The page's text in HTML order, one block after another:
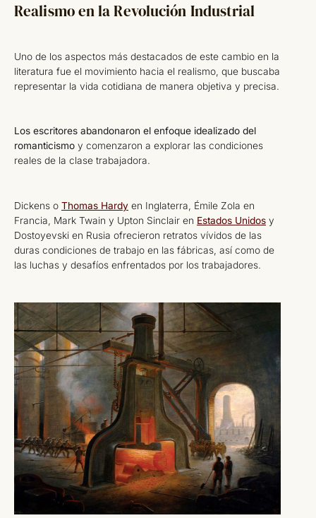
Realismo en la Revolución Industrial
Uno de los aspectos más destacados de este cambio en la
literatura fue el movimiento hacia el realismo, que buscaba
representar la vida cotidiana de manera objetiva y precisa.
Los escritores abandonaron el enfoque idealizado del
romanticismo y comenzaron a explorar las condiciones
reales de la clase trabajadora.
Dickens o Thomas Hardy en Inglaterra, Émile Zola en
Francia, Mark Twain y Upton Sinclair en Estados Unidos y
Dostoyevski en Rusia ofrecieron retratos vívidos de las
duras condiciones de trabajo en las fábricas, así como de
las luchas y desafíos enfrentados por los trabajadores.